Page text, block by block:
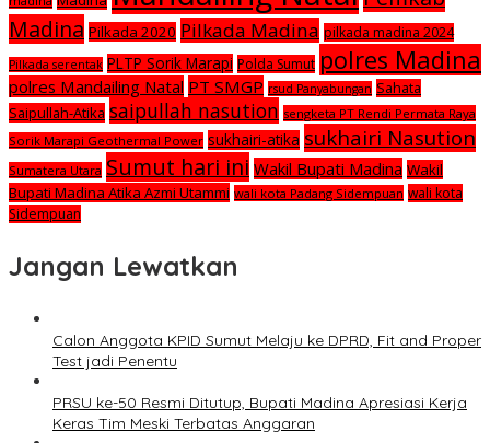
Madina Pilkada 2020 Pilkada Madina pilkada madina 2024
Pilkada serentak PLTP Sorik Marapi Polda Sumut polres Madina
polres Mandailing Natal PT SMGP rsud Panyabungan Sahata
Saipullah-Atika saipullah nasution sengketa PT Rendi Permata Raya
Sorik Marapi Geothermal Power sukhairi-atika sukhairi Nasution
Sumatera Utara Sumut hari ini Wakil Bupati Madina Wakil
Bupati Madina Atika Azmi Utammi wali kota Padang Sidempuan wali kota
Sidempuan
Jangan Lewatkan
Calon Anggota KPID Sumut Melaju ke DPRD, Fit and Proper
Test jadi Penentu
PRSU ke-50 Resmi Ditutup, Bupati Madina Apresiasi Kerja
Keras Tim Meski Terbatas Anggaran